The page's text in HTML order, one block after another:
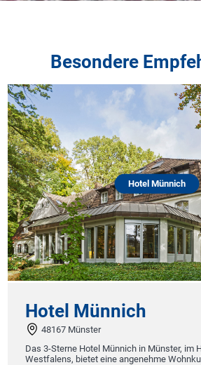
Besondere
Hotel Münnich
Hotel Münnich
48167 Münster
Das 3-Sterne Hotel Münnich in Münster, im
Westfalens, bietet eine angenehme